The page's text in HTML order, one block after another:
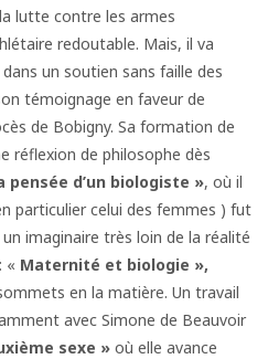
lutte contre les armes
redoutable. Mais, il va
un soutien sans faille des
témoignage en faveur de
de Bobigny. Sa formation de
réflexion de philosophe dès
pensée d’un biologiste », où il
particulier celui des femmes ) fut
imaginaire très loin de la réalité
« Maternité et biologie »,
en la matière. Un travail
avec Simone de Beauvoir
sexe » où elle avance